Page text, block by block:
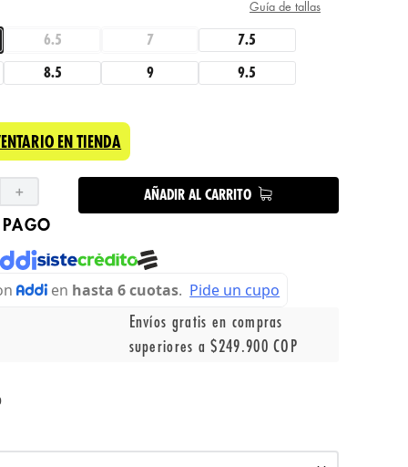
6.5 7 7.5
8.5 9 9.5
Guía de tallas
EN TIENDA
＋ AÑADIR AL CARRITO
Envíos gratis en compras
superiores a $249.900 COP